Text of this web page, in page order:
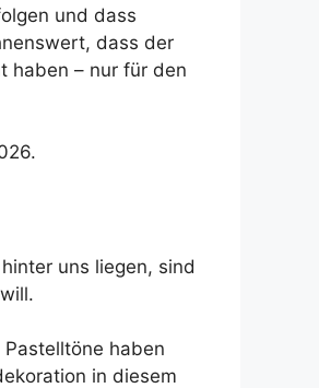
und dass
dass der
haben – nur für den
uns liegen, sind
haben
in diesem